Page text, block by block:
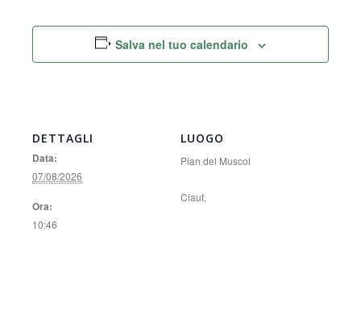
Salva nel tuo calendario
DETTAGLI
Data:
07/08/2026
Ora:
10:46
LUOGO
Pian del Muscol
Claut,